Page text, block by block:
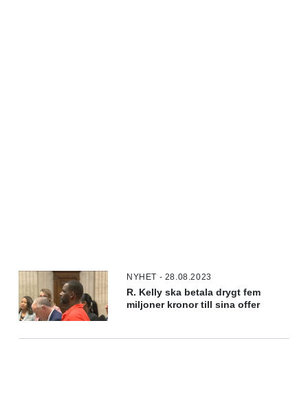
NYHET - 28.08.2023
R. Kelly ska betala drygt fem
miljoner kronor till sina offer